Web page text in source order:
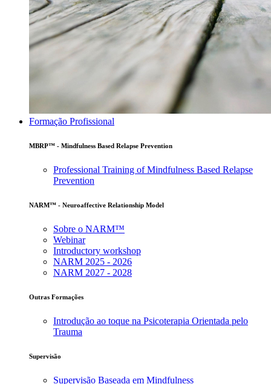
Formação Profissional
MBRP™ - Mindfulness Based Relapse Prevention
Professional Training of Mindfulness Based Relapse
Prevention
NARM™ - Neuroaffective Relationship Model
Sobre o NARM™
Webinar
Introductory workshop
NARM 2025 - 2026
NARM 2027 - 2028
Outras Formações
Introdução ao toque na Psicoterapia Orientada pelo
Trauma
Supervisão
Supervisão Baseada em Mindfulness